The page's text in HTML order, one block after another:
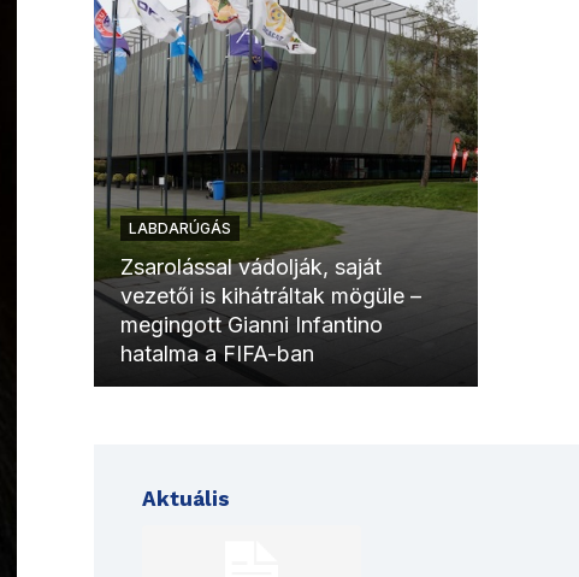
LABDARÚGÁS
Zsarolással vádolják, saját
vezetői is kihátráltak mögüle –
megingott Gianni Infantino
hatalma a FIFA-ban
Aktuális